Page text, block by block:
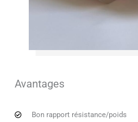
Avantages
Bon rapport résistance/poids